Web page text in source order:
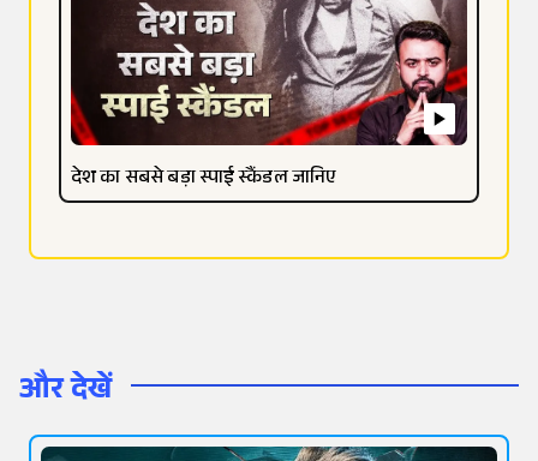
देश का सबसे बड़ा स्पाई स्कैंडल जानिए
और देखें